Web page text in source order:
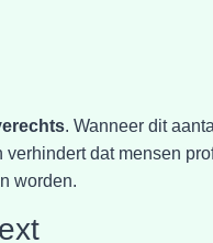
. Wanneer dit
dat mensen
worden.